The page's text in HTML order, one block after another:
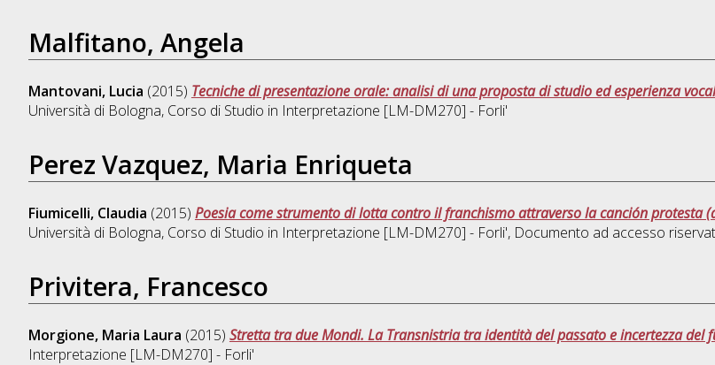
Malfitano, Angela
Mantovani, Lucia (2015) Tecniche di presentazione orale: analisi di una proposta di studio ed esperienza
Università di Bologna, Corso di Studio in Interpretazione [LM-DM270] - Forli'
Perez Vazquez, Maria Enriqueta
Fiumicelli, Claudia (2015) Poesia come strumento di lotta contro il franchismo attraverso la canción protesta
Università di Bologna, Corso di Studio in Interpretazione [LM-DM270] - Forli', Documento ad accesso
Privitera, Francesco
Morgione, Maria Laura (2015) Stretta tra due Mondi. La Transnistria tra identità del passato e incertezza del
Interpretazione [LM-DM270] - Forli'